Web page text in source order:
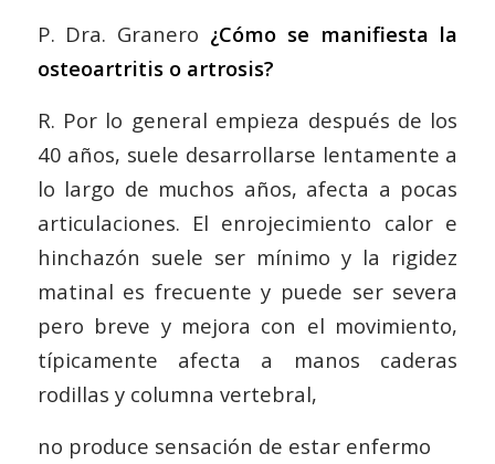
P. Dra. Granero ¿Cómo se manifiesta la
osteoartritis o artrosis?
R. Por lo general empieza después de los
40 años, suele desarrollarse lentamente a
lo largo de muchos años, afecta a pocas
articulaciones. El enrojecimiento calor e
hinchazón suele ser mínimo y la rigidez
matinal es frecuente y puede ser severa
pero breve y mejora con el movimiento,
típicamente afecta a manos caderas
rodillas y columna vertebral,
no produce sensación de estar enfermo